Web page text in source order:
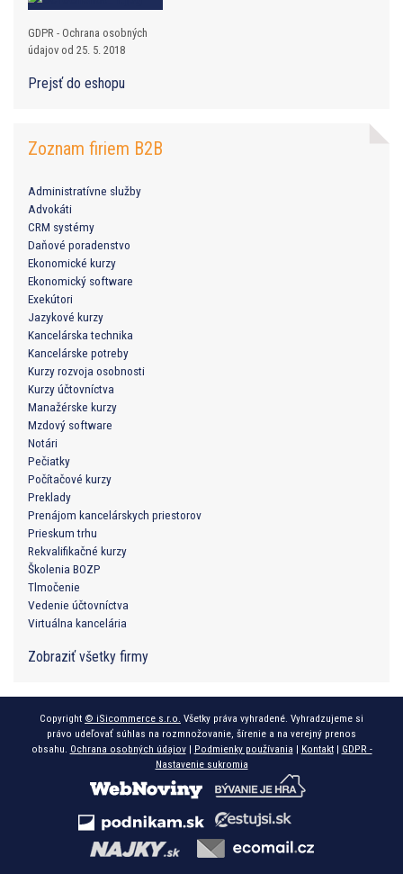
GDPR - Ochrana osobných
údajov od 25. 5. 2018
Prejsť do eshopu
Zoznam firiem B2B
Administratívne služby
Advokáti
CRM systémy
Daňové poradenstvo
Ekonomické kurzy
Ekonomický software
Exekútori
Jazykové kurzy
Kancelárska technika
Kancelárske potreby
Kurzy rozvoja osobnosti
Kurzy účtovníctva
Manažérske kurzy
Mzdový software
Notári
Pečiatky
Počítačové kurzy
Preklady
Prenájom kancelárskych priestorov
Prieskum trhu
Rekvalifikačné kurzy
Školenia BOZP
Tlmočenie
Vedenie účtovníctva
Virtuálna kancelária
Zobraziť všetky firmy
Copyright © iSicommerce s.r.o. Všetky práva vyhradené. Vyhradzujeme si
právo udeľovať súhlas na rozmnožovanie, šírenie a na verejný prenos
obsahu. Ochrana osobných údajov| Podmienky používania | Kontakt| GDPR -
Nastavenie sukromia